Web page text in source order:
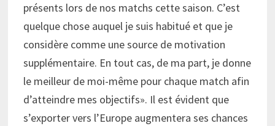
présents lors de nos matchs cette saison. C’est
quelque chose auquel je suis habitué et que je
considère comme une source de motivation
supplémentaire. En tout cas, de ma part, je donne
le meilleur de moi-même pour chaque match afin
d’atteindre mes objectifs». Il est évident que
s’exporter vers l’Europe augmentera ses chances